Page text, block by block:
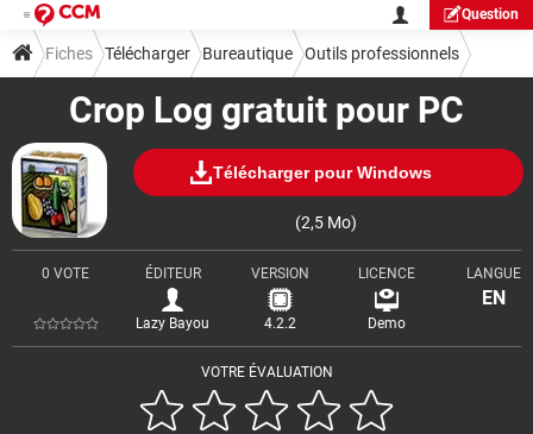
Question
Crop Log gratuit pour PC
Télécharger pour Windows
(2,5 Mo)
VOTRE ÉVALUATION
0 VOTE ÉDITEUR
Lazy Bayou
VERSION
4.2.2
LICENCE
Demo
LANGUE
EN
Fiches Télécharger Bureautique Outils professionnels